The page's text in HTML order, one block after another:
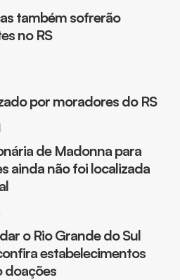
também sofrerão
no RS
por moradores do RS
de Madonna para
ainda não foi localizada
o Rio Grande do Sul
estabelecimentos
doações